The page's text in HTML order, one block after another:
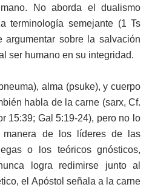
No aborda el dualismo
terminología semejante (1 Ts
argumentar sobre la salvación
ser humano en su integridad.
alma (psuke), y cuerpo
habla de la carne (sarx, Cf.
15:39; Gal 5:19-24), pero no lo
manera de los líderes de las
o los teóricos gnósticos,
logra redimirse junto al
el Apóstol señala a la carne